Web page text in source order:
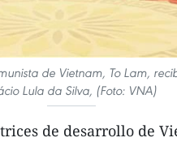
de Vietnam, To Lam,
Lula da Silva, (Foto: VNA)
de desarrollo de